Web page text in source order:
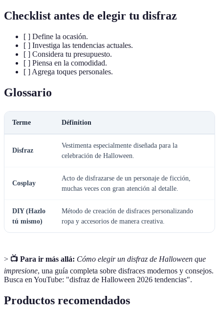
Checklist antes de elegir tu disfraz
[ ] Define la ocasión.
[ ] Investiga las tendencias actuales.
[ ] Considera tu presupuesto.
[ ] Piensa en la comodidad.
[ ] Agrega toques personales.
Glossario
Terme Définition
Disfraz
Vestimenta especialmente diseñada para la
celebración de Halloween.
Cosplay
Acto de disfrazarse de un personaje de ficción,
muchas veces con gran atención al detalle.
DIY (Hazlo
tú mismo)
Método de creación de disfraces personalizando
ropa y accesorios de manera creativa.
> 📺 Para ir más allá: Cómo elegir un disfraz de Halloween que
impresione, una guía completa sobre disfraces modernos y consejos.
Busca en YouTube: "disfraz de Halloween 2026 tendencias".
Productos recomendados